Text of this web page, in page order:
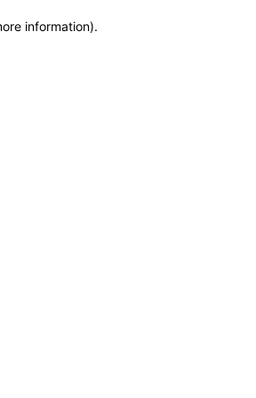
information).